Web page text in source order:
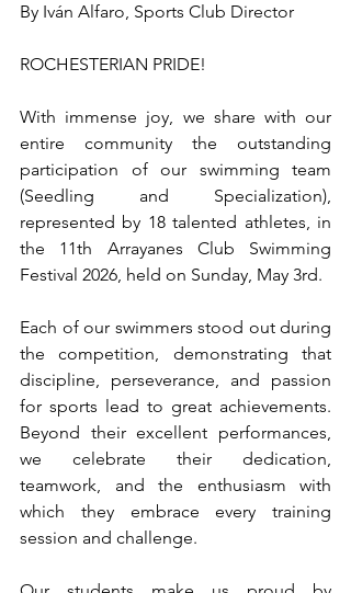
By Iván Alfaro, Sports Club Director
ROCHESTERIAN PRIDE!
With immense joy, we share with our
entire community the outstanding
participation of our swimming team
(Seedling and Specialization),
represented by 18 talented athletes, in
the 11th Arrayanes Club Swimming
Festival 2026, held on Sunday, May 3rd.
Each of our swimmers stood out during
the competition, demonstrating that
discipline, perseverance, and passion
for sports lead to great achievements.
Beyond their excellent performances,
we celebrate their dedication,
teamwork, and the enthusiasm with
which they embrace every training
session and challenge.